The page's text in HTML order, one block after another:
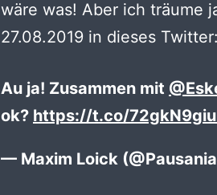
wäre was! Aber ich träume
27.08.2019 in dieses Twitter:
Au ja! Zusammen mit
ok? https://t.co/
— Maxim Loick